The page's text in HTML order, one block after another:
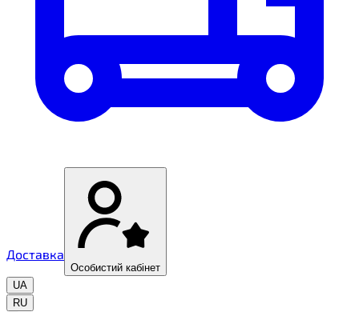
Доставка
Особистий кабінет
UA
RU